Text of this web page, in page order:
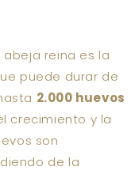
reina es la
puede durar de
2.000 huevos
crecimiento y la
son
de la